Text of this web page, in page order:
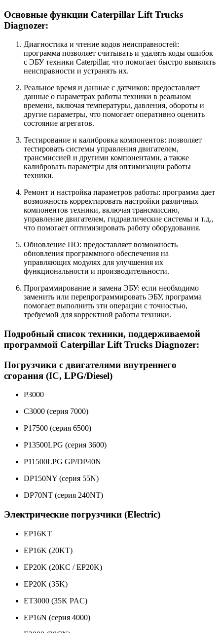
Основные функции Caterpillar Lift Trucks
Diagnozer:
Диагностика и чтение кодов неисправностей:
программа позволяет считывать и удалять коды ошибок
с ЭБУ техники Caterpillar, что помогает быстро выявлять
неисправности и устранять их.
Реальное время и данные с датчиков: предоставляет
данные о параметрах работы техники в реальном
времени, включая температуры, давления, обороты и
другие параметры, что помогает оперативно оценить
состояние агрегатов.
Тестирование и калибровка компонентов: позволяет
тестировать системы управления двигателем,
трансмиссией и другими компонентами, а также
калибровать параметры для оптимизации работы
техники.
Ремонт и настройка параметров работы: программа дает
возможность корректировать настройки различных
компонентов техники, включая трансмиссию,
управление двигателем, гидравлические системы и т.д.,
что помогает оптимизировать работу оборудования.
Обновление ПО: предоставляет возможность
обновления программного обеспечения на
управляющих модулях для улучшения их
функциональности и производительности.
Программирование и замена ЭБУ: если необходимо
заменить или перепрограммировать ЭБУ, программа
помогает выполнить эти операции с точностью,
требуемой для корректной работы техники.
Подробный список техники, поддерживаемой
программой Caterpillar Lift Trucks Diagnozer:
Погрузчики с двигателями внутреннего
сгорания (IC, LPG/Diesel)
P3000
C3000 (серия 7000)
P17500 (серия 6500)
P13500LPG (серия 3600)
P11500LPG GP/DP40N
DP150NY (серия 55N)
DP70NT (серия 240NT)
Электрические погрузчики (Electric)
EP16KT
EP16K (20KT)
EP20K (20KC / EP20K)
EP20K (35K)
ET3000 (35K PAC)
EP16N (серия 4000)